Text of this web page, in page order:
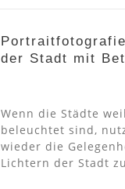
der Stadt mit
Wenn die Städte
beleuchtet sind,
wieder die
Lichtern der Stadt